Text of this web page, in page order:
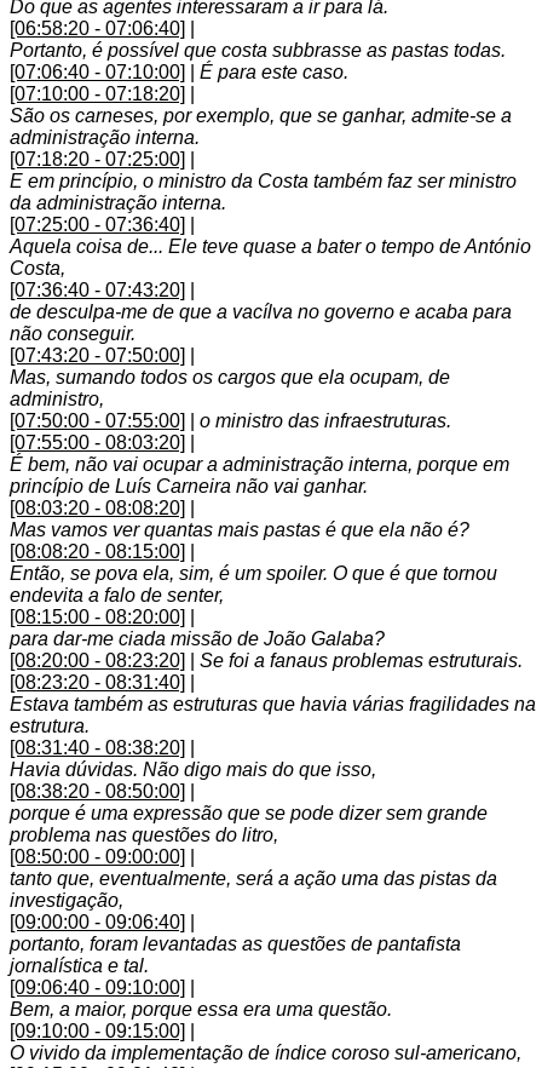
Do que as agentes interessaram a ir para lá.
[06:58:20 - 07:06:40]
Portanto, é possível que costa subbrasse as pastas todas.
[07:06:40 - 07:10:00]
É para este caso.
[07:10:00 - 07:18:20]
São os carneses, por exemplo, que se ganhar, admite-se a
administração interna.
[07:18:20 - 07:25:00]
E em princípio, o ministro da Costa também faz ser ministro
da administração interna.
[07:25:00 - 07:36:40]
Aquela coisa de... Ele teve quase a bater o tempo de António
Costa,
[07:36:40 - 07:43:20]
de desculpa-me de que a vacílva no governo e acaba para
não conseguir.
[07:43:20 - 07:50:00]
Mas, sumando todos os cargos que ela ocupam, de
administro,
[07:50:00 - 07:55:00]
o ministro das infraestruturas.
[07:55:00 - 08:03:20]
É bem, não vai ocupar a administração interna, porque em
princípio de Luís Carneira não vai ganhar.
[08:03:20 - 08:08:20]
Mas vamos ver quantas mais pastas é que ela não é?
[08:08:20 - 08:15:00]
Então, se pova ela, sim, é um spoiler. O que é que tornou
endevita a falo de senter,
[08:15:00 - 08:20:00]
para dar-me ciada missão de João Galaba?
[08:20:00 - 08:23:20]
Se foi a fanaus problemas estruturais.
[08:23:20 - 08:31:40]
Estava também as estruturas que havia várias fragilidades na
estrutura.
[08:31:40 - 08:38:20]
Havia dúvidas. Não digo mais do que isso,
[08:38:20 - 08:50:00]
porque é uma expressão que se pode dizer sem grande
problema nas questões do litro,
[08:50:00 - 09:00:00]
tanto que, eventualmente, será a ação uma das pistas da
investigação,
[09:00:00 - 09:06:40]
portanto, foram levantadas as questões de pantafista
jornalística e tal.
[09:06:40 - 09:10:00]
Bem, a maior, porque essa era uma questão.
[09:10:00 - 09:15:00]
O vivido da implementação de índice coroso sul-americano,